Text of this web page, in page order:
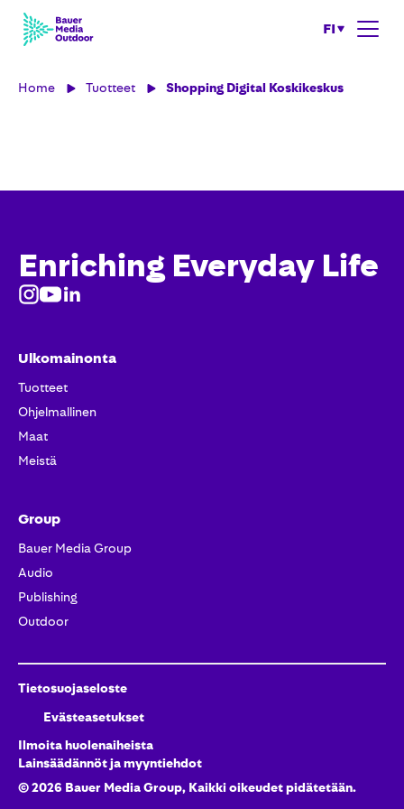
FI
Home Tuotteet Shopping Digital Koskikeskus
Enriching Everyday Life
Ulkomainonta
Tuotteet​
Ohjelmallinen
Maat
Meistä
Group
Bauer Media Group
Audio
Publishing
Outdoor
Tietosuojaseloste
Evästeasetukset
Ilmoita huolenaiheista
Lainsäädännöt ja myyntiehdot
©2026 Bauer Media Group, Kaikki oikeudet pidätetään.